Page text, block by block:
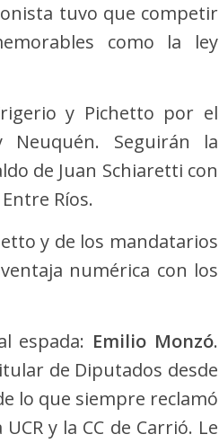
tuvo que competir
como la ley
y Pichetto por el
Seguirán la
de Juan Schiaretti con
Ríos.
y de los mandatarios
numérica con los
espada: Emilio Monzó.
de Diputados desde
lo que siempre reclamó
y la CC de Carrió. Le